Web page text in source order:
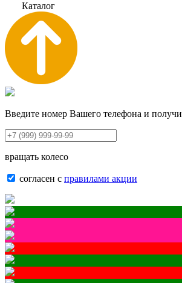
Каталог
Введите номер Вашего телефона и
вращать колесо
согласен с правилами акции